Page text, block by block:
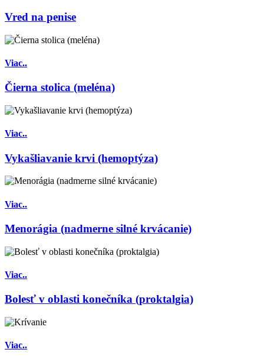
Vred na penise
Viac..
Čierna stolica (meléna)
Viac..
Vykašliavanie krvi (hemoptýza)
Viac..
Menorágia (nadmerne silné krvácanie)
Viac..
Bolesť v oblasti konečníka (proktalgia)
Viac..